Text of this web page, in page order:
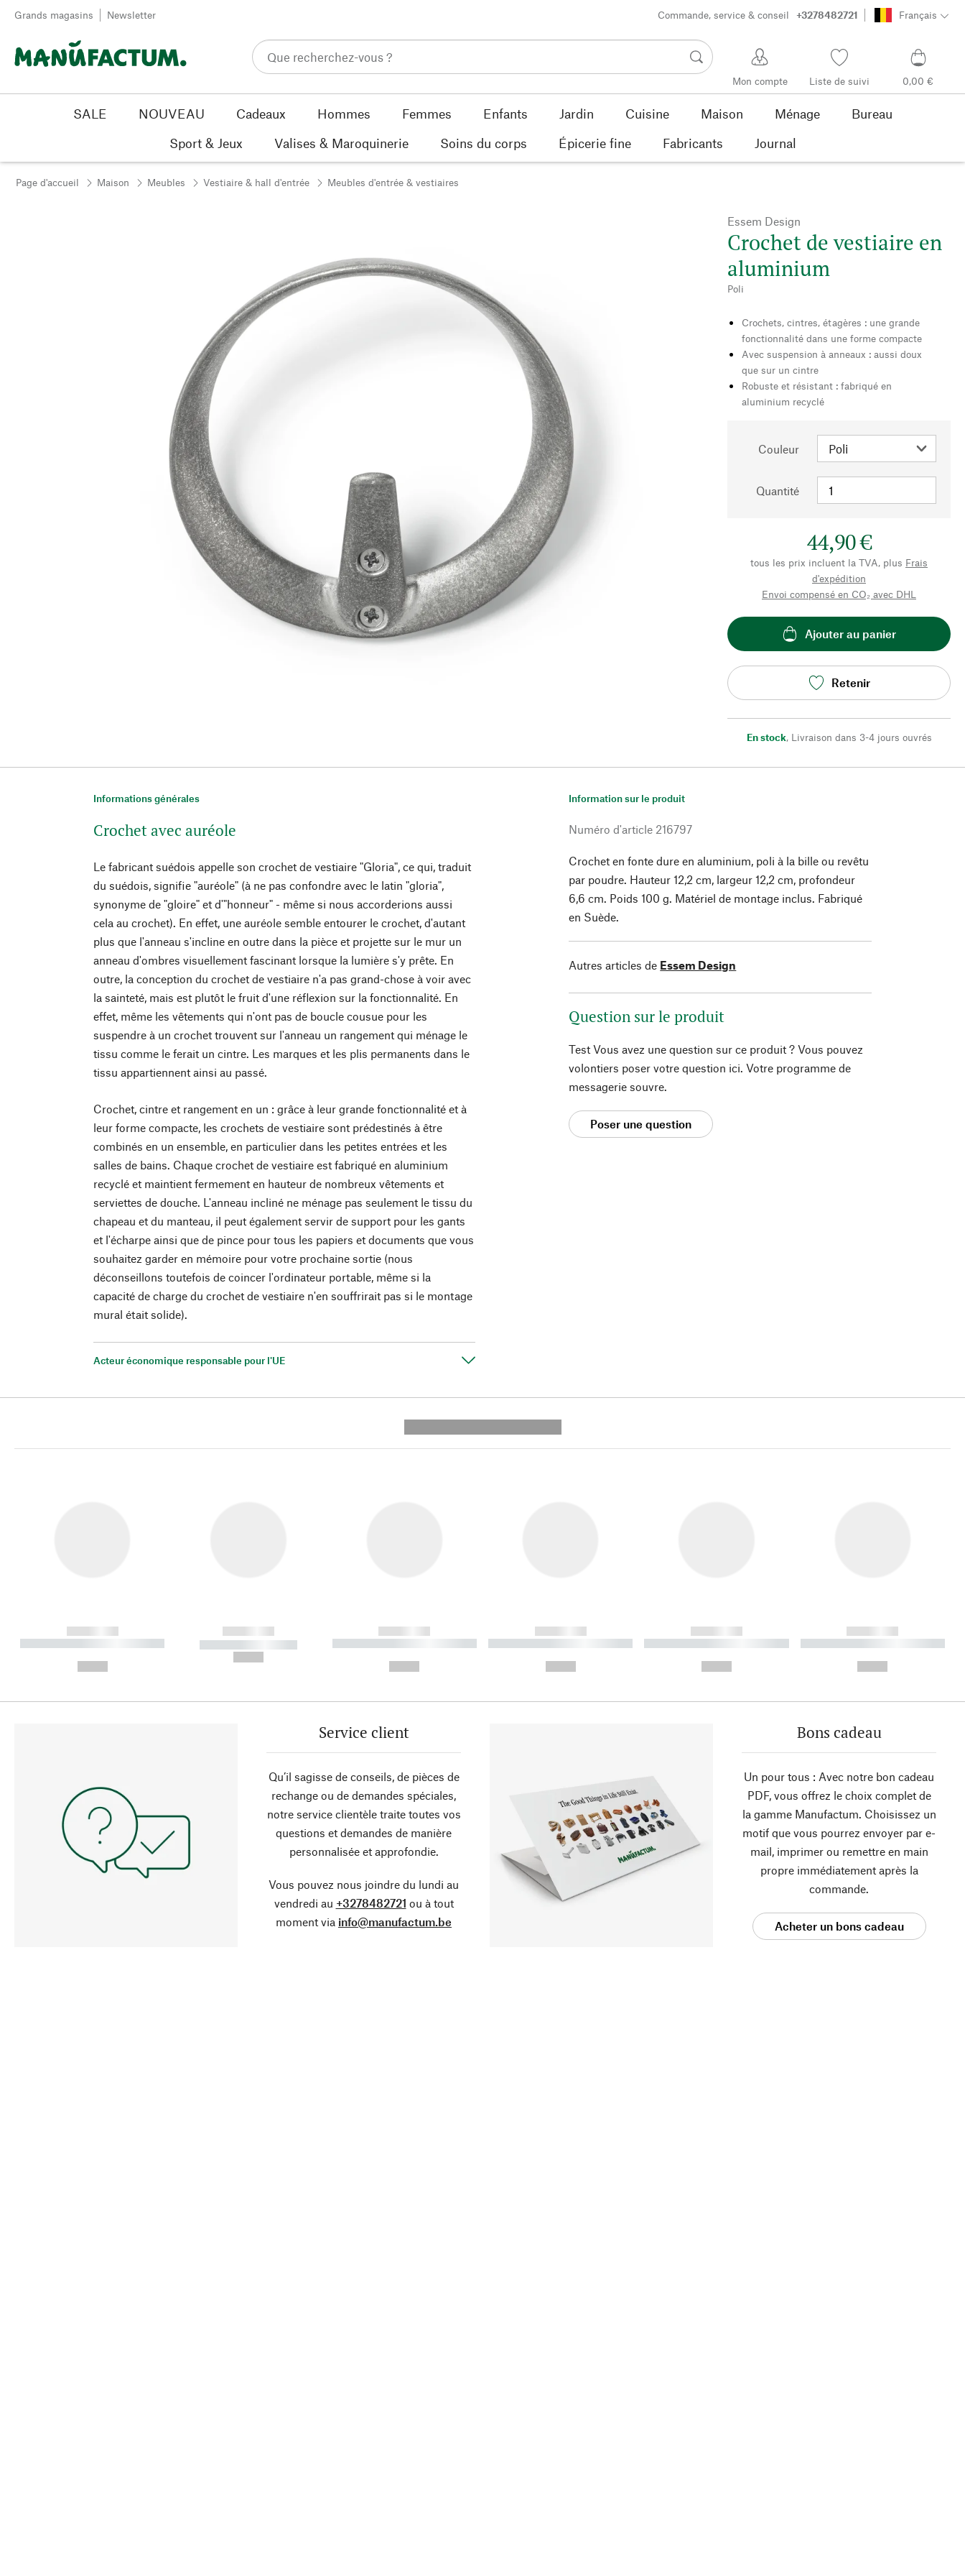
Passer au contenu
Grands magasins Newsletter Commande, service & conseil +3278482721 Français
Mon compte Liste de suivi 0,00 €
SALE NOUVEAU Cadeaux Hommes Femmes Enfants Jardin Cuisine Maison Ménage
Bureau
Sport & Jeux
Valises & Maroquinerie Soins du corps Épicerie fine Fabricants Journal
Page d'accueil Maison Meubles Vestiaire & hall d'entrée Meubles d'entrée & vestiaires
Essem Design
Crochet de vestiaire en
aluminium
Poli
Crochets, cintres, étagères : une grande
fonctionnalité dans une forme compacte
Avec suspension à anneaux : aussi doux
que sur un cintre
Robuste et résistant : fabriqué en
aluminium recyclé
Couleur
Quantité
44,90 €
tous les prix incluent la TVA, plus Frais
d'expédition
Envoi compensé en CO₂ avec DHL
Ajouter au panier
Retenir
En stock, Livraison dans 3-4 jours ouvrés
Informations générales
Crochet avec auréole
Le fabricant suédois appelle son crochet de vestiaire "Gloria", ce qui, traduit
du suédois, signifie "auréole" (à ne pas confondre avec le latin "gloria",
synonyme de "gloire" et d'"honneur" - même si nous accorderions aussi
cela au crochet). En effet, une auréole semble entourer le crochet, d'autant
plus que l'anneau s'incline en outre dans la pièce et projette sur le mur un
anneau d'ombres visuellement fascinant lorsque la lumière s'y prête. En
outre, la conception du crochet de vestiaire n'a pas grand-chose à voir avec
la sainteté, mais est plutôt le fruit d'une réflexion sur la fonctionnalité. En
effet, même les vêtements qui n'ont pas de boucle cousue pour les
suspendre à un crochet trouvent sur l'anneau un rangement qui ménage le
tissu comme le ferait un cintre. Les marques et les plis permanents dans le
tissu appartiennent ainsi au passé.
Crochet, cintre et rangement en un : grâce à leur grande fonctionnalité et à
leur forme compacte, les crochets de vestiaire sont prédestinés à être
combinés en un ensemble, en particulier dans les petites entrées et les
salles de bains. Chaque crochet de vestiaire est fabriqué en aluminium
recyclé et maintient fermement en hauteur de nombreux vêtements et
serviettes de douche. L'anneau incliné ne ménage pas seulement le tissu du
chapeau et du manteau, il peut également servir de support pour les gants
et l'écharpe ainsi que de pince pour tous les papiers et documents que vous
souhaitez garder en mémoire pour votre prochaine sortie (nous
déconseillons toutefois de coincer l'ordinateur portable, même si la
capacité de charge du crochet de vestiaire n'en souffrirait pas si le montage
mural était solide).
Acteur économique responsable pour l'UE
Information sur le produit
Numéro d'article 216797
Crochet en fonte dure en aluminium, poli à la bille ou revêtu
par poudre. Hauteur 12,2 cm, largeur 12,2 cm, profondeur
6,6 cm. Poids 100 g. Matériel de montage inclus. Fabriqué
en Suède.
Autres articles de Essem Design
Question sur le produit
Test Vous avez une question sur ce produit ? Vous pouvez
volontiers poser votre question ici. Votre programme de
messagerie souvre.
Poser une question
------------
----------- ----------- ----------
------------
----------- -----------
------------
----------- ----------- ----------
------------
----------- ----------- ----------
------------
----------- ----------- ----------
------------
----------- ----------- ----------
Service client
Qu’il sagisse de conseils, de pièces de
rechange ou de demandes spéciales,
notre service clientèle traite toutes vos
questions et demandes de manière
personnalisée et approfondie.
Vous pouvez nous joindre du lundi au
vendredi au +3278482721 ou à tout
moment via info@manufactum.be
Bons cadeau
Un pour tous : Avec notre bon cadeau
PDF, vous offrez le choix complet de
la gamme Manufactum. Choisissez un
motif que vous pourrez envoyer par e-
mail, imprimer ou remettre en main
propre immédiatement après la
commande.
Acheter un bons cadeau